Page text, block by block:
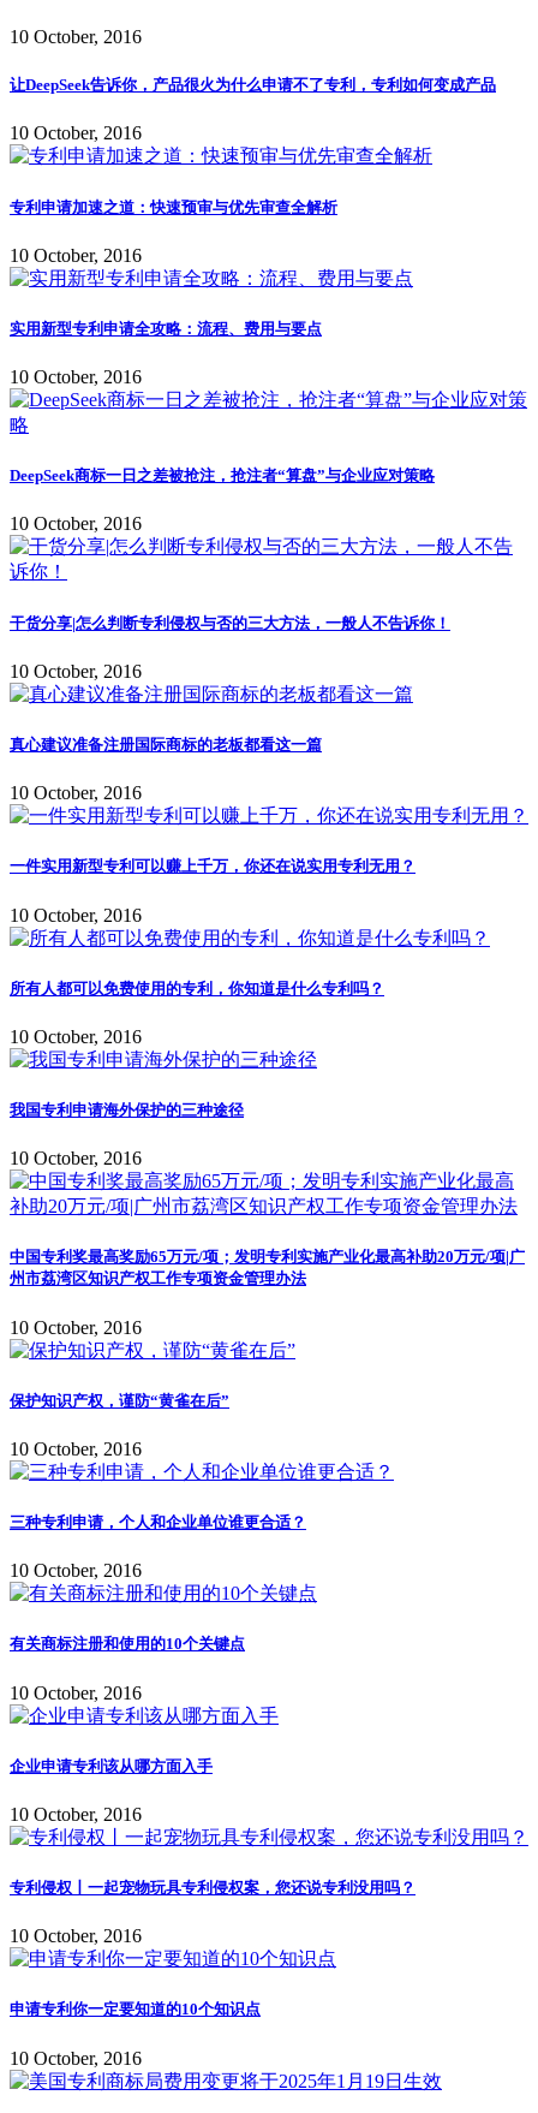
10 October, 2016
让DeepSeek告诉你，产品很火为什么申请不了专利，专利如何变成产品
10 October, 2016
专利申请加速之道：快速预审与优先审查全解析
10 October, 2016
实用新型专利申请全攻略：流程、费用与要点
10 October, 2016
DeepSeek商标一日之差被抢注，抢注者“算盘”与企业应对策略
10 October, 2016
干货分享|怎么判断专利侵权与否的三大方法，一般人不告诉你！
10 October, 2016
真心建议准备注册国际商标的老板都看这一篇
10 October, 2016
一件实用新型专利可以赚上千万，你还在说实用专利无用？
10 October, 2016
所有人都可以免费使用的专利，你知道是什么专利吗？
10 October, 2016
我国专利申请海外保护的三种途径
10 October, 2016
中国专利奖最高奖励65万元/项；发明专利实施产业化最高补助20万元/项|广
州市荔湾区知识产权工作专项资金管理办法
10 October, 2016
保护知识产权，谨防“黄雀在后”
10 October, 2016
三种专利申请，个人和企业单位谁更合适？
10 October, 2016
有关商标注册和使用的10个关键点
10 October, 2016
企业申请专利该从哪方面入手
10 October, 2016
专利侵权丨一起宠物玩具专利侵权案，您还说专利没用吗？
10 October, 2016
申请专利你一定要知道的10个知识点
10 October, 2016